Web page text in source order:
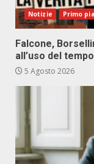
Notizie Primo
Falcone,
all’uso del tempo
5 Agosto 2026